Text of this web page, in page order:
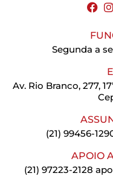
Segunda a
Av. Rio Branco, 277,
(21) 99456-
APOIO
(21) 97223-2128